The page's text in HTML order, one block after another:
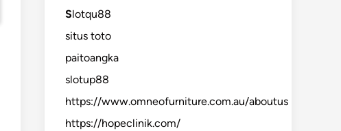
Slotqu88
situs toto
paitoangka
slotup88
https://www.omneofurniture.com.au/aboutus
https://hopeclinik.com/